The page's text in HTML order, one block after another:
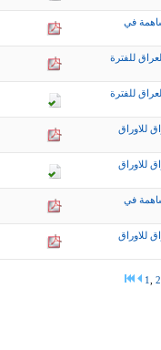
في
للفترة
للفترة
للاوراق
للاوراق
في
للاوراق
1 2